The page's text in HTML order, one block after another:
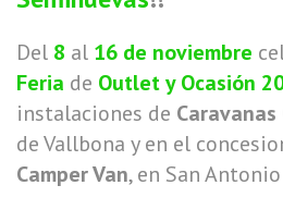
Del 8 al 16 de noviembre
Feria de Outlet yOcasión
instalaciones de
de Vallbona y en el
Camper Van, en San